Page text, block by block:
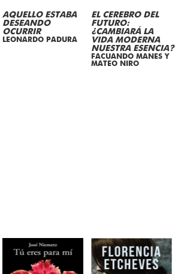
AQUELLO ESTABA
DESEANDO
OCURRIR
LEONARDO PADURA
EL CEREBRO DEL
FUTURO:
¿CAMBIARÁ LA
VIDA MODERNA
NUESTRA ESENCIA?
FACUANDO MANES Y
MATEO NIRO